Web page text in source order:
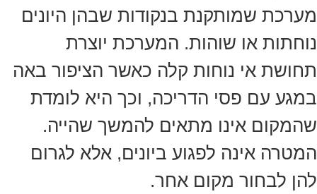
מערכת שמותקנת בנקודות שבהן היונים
נוחתות או שוהות. המערכת יוצרת
תחושת אי נוחות קלה כאשר הציפור באה
במגע עם פסי הדריכה, וכך היא לומדת
שהמקום אינו מתאים להמשך שהייה.
המטרה אינה לפגוע ביונים, אלא לגרום
להן לבחור מקום אחר.